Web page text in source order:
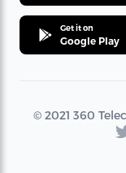
Get it on
Google Play
© 2021 360